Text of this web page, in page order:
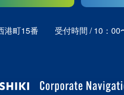
港町15番 受付時間 / 10：00